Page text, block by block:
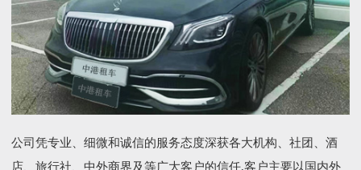
公司凭专业、细微和诚信的服务态度深获各大机构、社团、酒
店、旅行社、中外商界及等广大客户的信任,客户主要以国内外